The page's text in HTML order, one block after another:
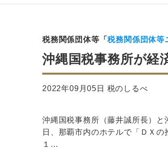
税務関係団体等「税務関係団体等
沖縄国税事務所が経
2022年09月05日 税のしるべ
沖縄国税事務所（藤井誠所長）
日、那覇市内のホテルで「ＤＸ
１…